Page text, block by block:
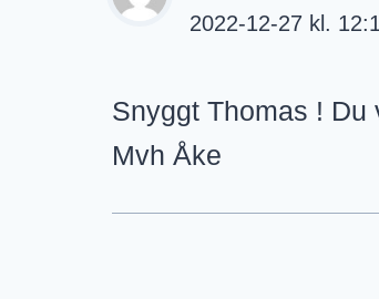
2022-12-27 kl.
Snyggt Thomas ! Du
Mvh Åke